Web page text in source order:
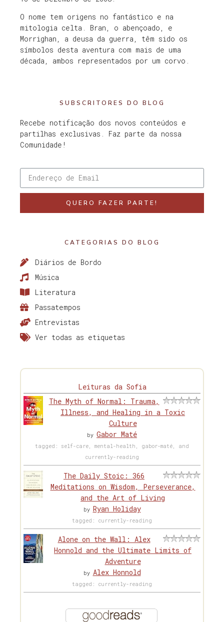
O nome tem origens no fantástico e na
mitologia celta. Bran, o abençoado, e
Morrighan, a deusa da guerra, têm sido os
símbolos desta aventura com mais de uma
década, ambos representados por um corvo.
SUBSCRITORES DO BLOG
Recebe notificação dos novos conteúdos e
partilhas exclusivas. Faz parte da nossa
Comunidade!
QUERO FAZER PARTE!
CATEGORIAS DO BLOG
Diários de Bordo
Música
Literatura
Passatempos
Entrevistas
Ver todas as etiquetas
Leituras da Sofia
The Myth of Normal: Trauma,
Illness, and Healing in a Toxic
Culture
by Gabor Maté
tagged: self-care, mental-health, gabor-maté, and
currently-reading
The Daily Stoic: 366
Meditations on Wisdom, Perseverance,
and the Art of Living
by Ryan Holiday
tagged: currently-reading
Alone on the Wall: Alex
Honnold and the Ultimate Limits of
Adventure
by Alex Honnold
tagged: currently-reading